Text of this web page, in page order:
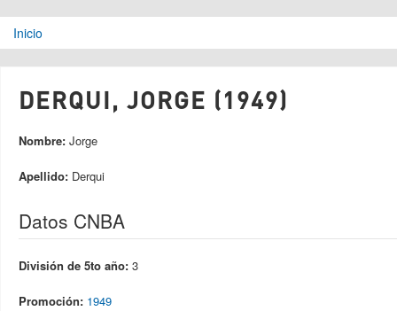
Se encuentra usted aquí
Inicio
DERQUI, JORGE (1949)
Nombre: Jorge
Apellido: Derqui
Datos CNBA
División de 5to año: 3
Promoción: 1949